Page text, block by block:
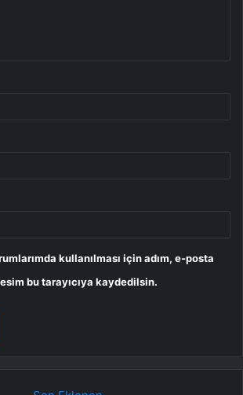
kullanılması için adım, e-posta
bu tarayıcıya kaydedilsin.